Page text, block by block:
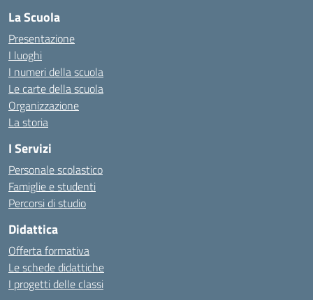
La Scuola
Presentazione
I luoghi
I numeri della scuola
Le carte della scuola
Organizzazione
La storia
I Servizi
Personale scolastico
Famiglie e studenti
Percorsi di studio
Didattica
Offerta formativa
Le schede didattiche
I progetti delle classi